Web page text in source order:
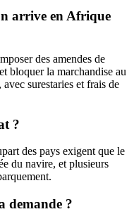
arrive en Afrique
des amendes de
bloquer la marchandise au
surestaries et frais de
?
des pays exigent que le
du navire, et plusieurs
demande ?